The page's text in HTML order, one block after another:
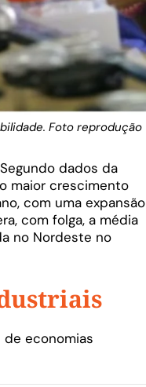
Foto reprodução
dados da
maior crescimento
com uma expansão
com folga, a média
no Nordeste no
economias